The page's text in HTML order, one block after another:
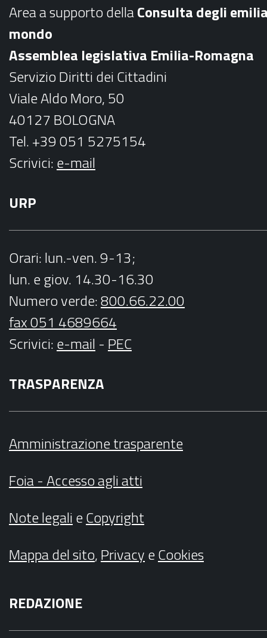
o
k
r
a
m
Area a supporto dellaConsulta degli
mondo
Assemblea legislativa Emilia-Romagna
Servizio Diritti dei Cittadini
Viale Aldo Moro, 50
40127 BOLOGNA
Tel. +39 051 5275154
Scrivici:e-mail
URP
Orari: lun.-ven. 9-13;
lun. e giov. 14.30-16.30
Numero verde:800.66.22.00
fax 051 4689664
Scrivici:e-mail - PEC
TRASPARENZA
Amministrazione trasparente
Foia - Accesso agli atti
Note legalieCopyright
Mappa del sito,PrivacyeCookies
REDAZIONE